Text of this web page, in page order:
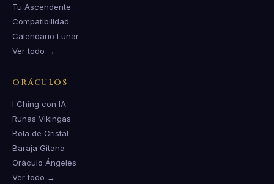
Tu Ascendente
Compatibilidad
Calendario Lunar
Ver todo →
ORÁCULOS
I Ching con IA
Runas Vikingas
Bola de Cristal
Baraja Gitana
Oráculo Ángeles
Ver todo →